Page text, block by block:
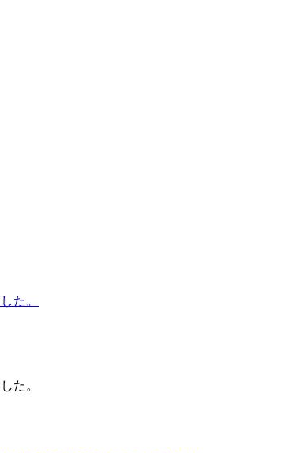
た。
た。